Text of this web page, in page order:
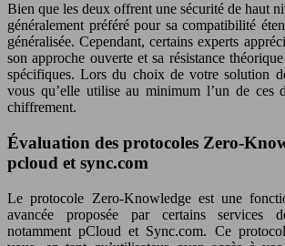
Bien que les deux offrent une sécurité de haut
généralement préféré pour sa compatibilité
généralisée. Cependant, certains experts
son approche ouverte et sa résistance
spécifiques. Lors du choix de votre solution
vous qu’elle utilise au minimum l’un de ces
chiffrement.
Évaluation des protocoles Zero-
pcloud et sync.com
Le protocole Zero-Knowledge est une
avancée proposée par certains services
notamment pCloud et Sync.com. Ce